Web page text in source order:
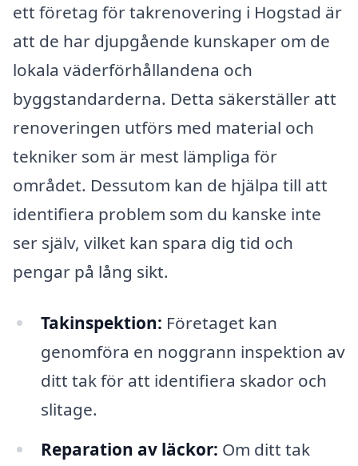
ett företag för takrenovering i Hogstad är
att de har djupgående kunskaper om de
lokala väderförhållandena och
byggstandarderna. Detta säkerställer att
renoveringen utförs med material och
tekniker som är mest lämpliga för
området. Dessutom kan de hjälpa till att
identifiera problem som du kanske inte
ser själv, vilket kan spara dig tid och
pengar på lång sikt.
Takinspektion: Företaget kan
genomföra en noggrann inspektion av
ditt tak för att identifiera skador och
slitage.
Reparation av läckor: Om ditt tak